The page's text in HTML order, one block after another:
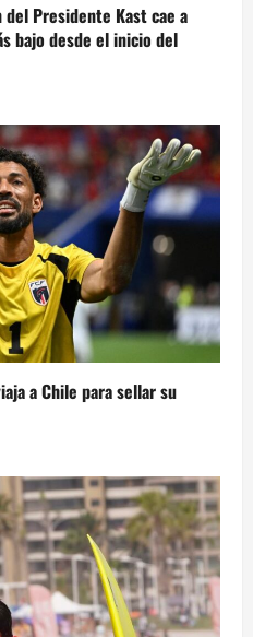
del Presidente Kast cae a
bajo desde el inicio del
a Chile para sellar su